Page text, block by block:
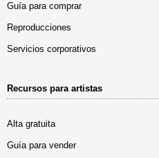
Guía para comprar
Reproducciones
Servicios corporativos
Recursos para artistas
Alta gratuita
Guía para vender